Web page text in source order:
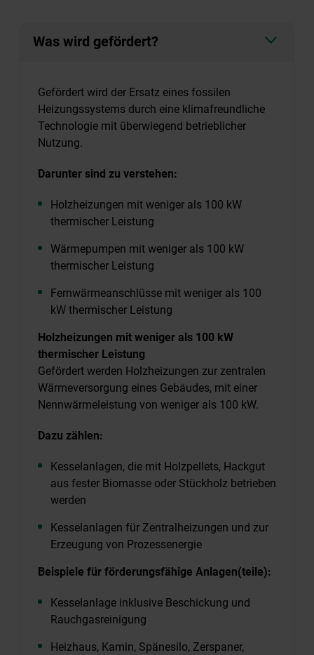
Was wird gefördert?
Gefördert wird der Ersatz eines fossilen
Heizungssystems durch eine klimafreundliche
Technologie mit überwiegend betrieblicher
Nutzung.
Darunter sind zu verstehen:
Holzheizungen mit weniger als 100 kW
thermischer Leistung
Wärmepumpen mit weniger als 100 kW
thermischer Leistung
Fernwärmeanschlüsse mit weniger als 100
kW thermischer Leistung
Holzheizungen mit weniger als 100 kW
thermischer Leistung
Gefördert werden Holzheizungen zur zentralen
Wärmeversorgung eines Gebäudes, mit einer
Nennwärmeleistung von weniger als 100 kW.
Dazu zählen:
Kesselanlagen, die mit Holzpellets, Hackgut
aus fester Biomasse oder Stückholz betrieben
werden
Kesselanlagen für Zentralheizungen und zur
Erzeugung von Prozessenergie
Beispiele für förderungsfähige Anlagen(teile):
Kesselanlage inklusive Beschickung und
Rauchgasreinigung
Heizhaus, Kamin, Spänesilo, Zerspaner,